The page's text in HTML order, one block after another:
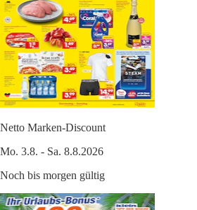
Netto Marken-Discount
Mo. 3.8. - Sa. 8.8.2026
Noch bis morgen gültig